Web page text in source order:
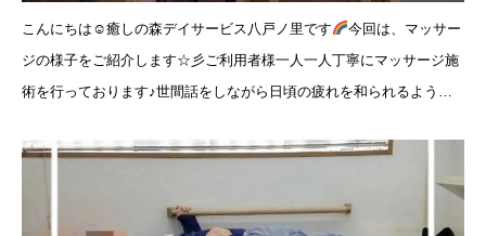
こんにちは☺癒しの森デイサービス八戸ノ里です
今回は、マッサー
ジの様子をご紹介します☆彡ご利用者様一人一人丁寧にマッサージ施
術を行っております♪世間話をしながら日頃の疲れを和られるよう務